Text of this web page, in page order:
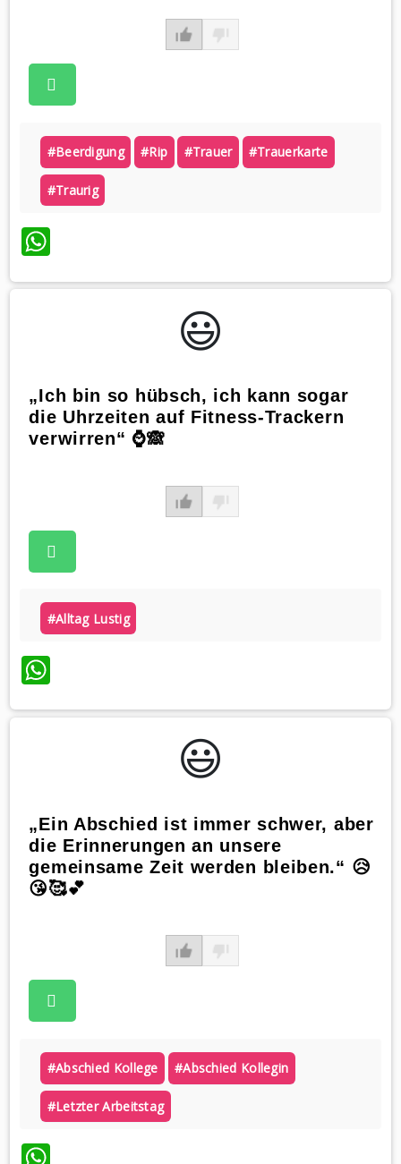
#beerdigung #rip #trauer #trauerkarte
#traurig
WhatsApp
😃️
„Ich bin so hübsch, ich kann sogar
die Uhrzeiten auf Fitness-Trackern
verwirren“ ⌚🙈
#alltag Lustig
WhatsApp
😃️
„Ein Abschied ist immer schwer, aber
die Erinnerungen an unsere
gemeinsame Zeit werden bleiben.“ 😥
😘🥰💕
#abschied Kollege #abschied Kollegin
#letzter Arbeitstag